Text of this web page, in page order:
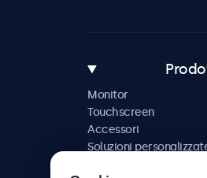
Monitor
Touchscreen
Accessori
Soluzioni